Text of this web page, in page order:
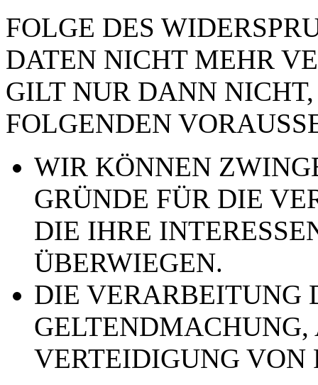
FOLGE DES
DATEN NICHT MEHR
GILT NUR DANN
FOLGENDEN
WIR KÖNNEN
GRÜNDE FÜR DIE
DIE IHRE
ÜBERWIEGEN.
DIE VERARBEITUNG
VERTEIDIGUNG VON